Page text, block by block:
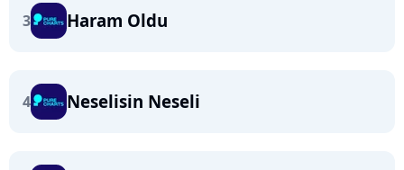
3 Haram Oldu
4 Neselisin Neseli